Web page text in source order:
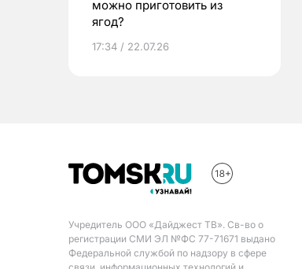
можно приготовить из
ягод?
17:34 / 22.07.26
Учредитель ООО «Дайджест ТВ». Св-во о
регистрации СМИ ЭЛ №ФС 77-71671 выдано
Федеральной службой по надзору в сфере